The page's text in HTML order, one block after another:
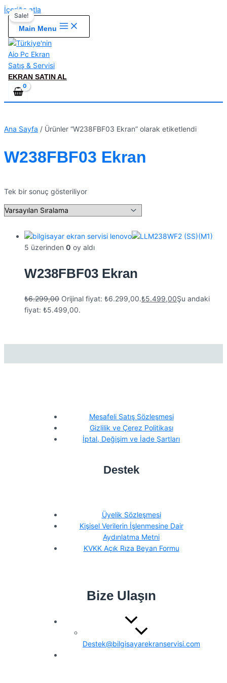
İçeriğe atla
Main Menu
EKRAN SATIN AL
Ana Sayfa / Ürünler “W238FBF03 Ekran” olarak etiketlendi
W238FBF03 Ekran
Tek bir sonuç gösteriliyor
Sale!
5 üzerinden 0 oy aldı
W238FBF03 Ekran
₺6.299,00 Orijinal fiyat: ₺6.299,00.₺5.499,00Şu andaki
fiyat: ₺5.499,00.
Mesafeli Satış Sözleşmesi
Gizlilik ve Çerez Politikası
İptal, Değişim ve İade Şartları
Destek
Üyelik Sözleşmesi
Kişisel Verilerin İşlenmesine Dair
Aydınlatma Metni
KVKK Açık Rıza Beyan Formu
Bize Ulaşın
Destek@bilgisayarekranservisi.com